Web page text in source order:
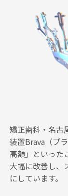
矯正歯科・名古
装置Brava（ブ
高額」といった
大幅に改善し、
にしています。